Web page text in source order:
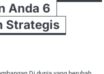
Anda 6
Strategis